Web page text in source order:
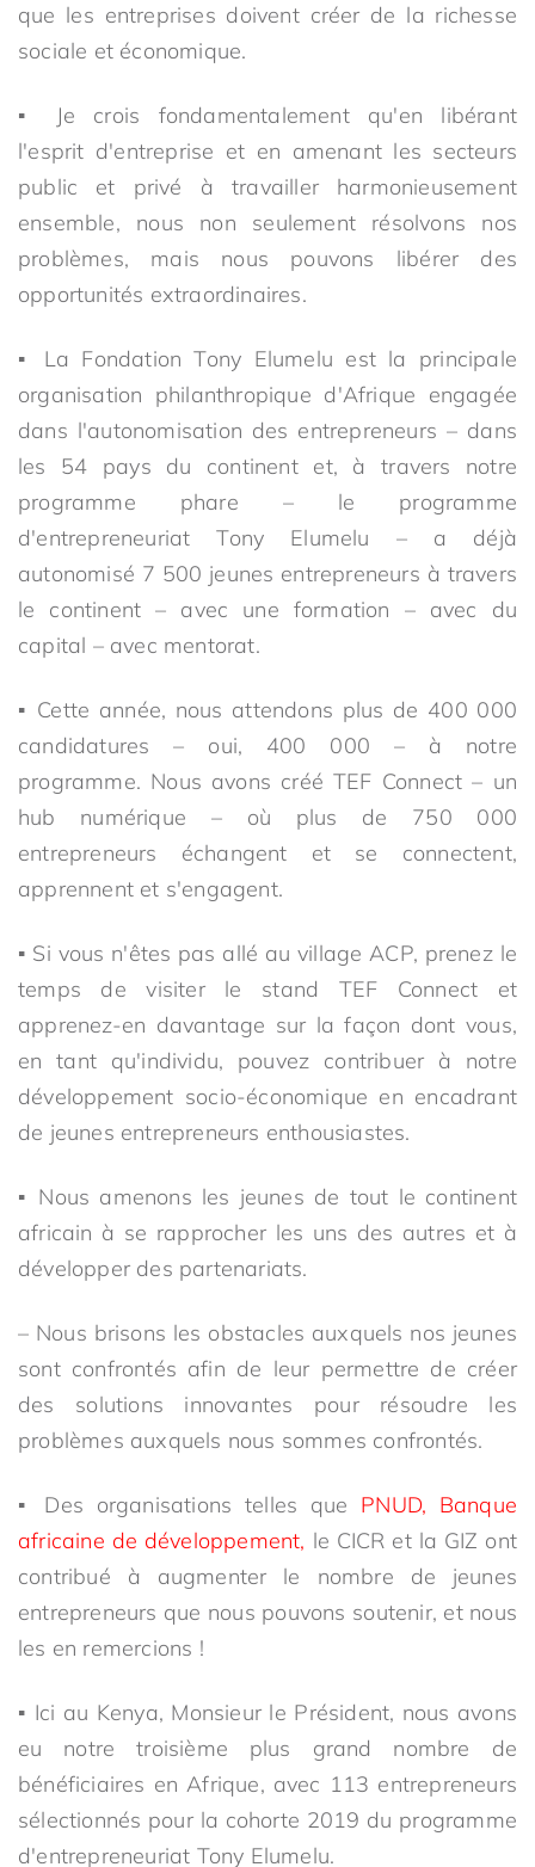
que les entreprises doivent créer de la richesse
sociale et économique.
▪ Je crois fondamentalement qu'en libérant
l'esprit d'entreprise et en amenant les secteurs
public et privé à travailler harmonieusement
ensemble, nous non seulement résolvons nos
problèmes, mais nous pouvons libérer des
opportunités extraordinaires.
▪ La Fondation Tony Elumelu est la principale
organisation philanthropique d'Afrique engagée
dans l'autonomisation des entrepreneurs – dans
les 54 pays du continent et, à travers notre
programme phare – le programme
d'entrepreneuriat Tony Elumelu – a déjà
autonomisé 7 500 jeunes entrepreneurs à travers
le continent – avec une formation – avec du
capital – avec mentorat.
▪ Cette année, nous attendons plus de 400 000
candidatures – oui, 400 000 – à notre
programme. Nous avons créé TEF Connect – un
hub numérique – où plus de 750 000
entrepreneurs échangent et se connectent,
apprennent et s'engagent.
▪ Si vous n'êtes pas allé au village ACP, prenez le
temps de visiter le stand TEF Connect et
apprenez-en davantage sur la façon dont vous,
en tant qu'individu, pouvez contribuer à notre
développement socio-économique en encadrant
de jeunes entrepreneurs enthousiastes.
▪ Nous amenons les jeunes de tout le continent
africain à se rapprocher les uns des autres et à
développer des partenariats.
– Nous brisons les obstacles auxquels nos jeunes
sont confrontés afin de leur permettre de créer
des solutions innovantes pour résoudre les
problèmes auxquels nous sommes confrontés.
▪ Des organisations telles que PNUD, Banque
africaine de développement, le CICR et la GIZ ont
contribué à augmenter le nombre de jeunes
entrepreneurs que nous pouvons soutenir, et nous
les en remercions !
▪ Ici au Kenya, Monsieur le Président, nous avons
eu notre troisième plus grand nombre de
bénéficiaires en Afrique, avec 113 entrepreneurs
sélectionnés pour la cohorte 2019 du programme
d'entrepreneuriat Tony Elumelu.